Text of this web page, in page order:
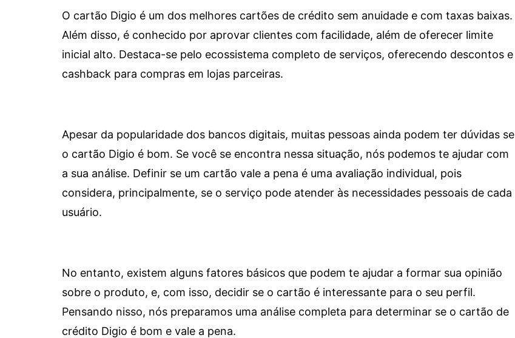
O cartão Digio é um dos melhores cartões de crédito sem anuidade e com taxas baixas.
Além disso, é conhecido por aprovar clientes com facilidade, além de oferecer limite
inicial alto. Destaca-se pelo ecossistema completo de serviços, oferecendo descontos e
cashback para compras em lojas parceiras.
Apesar da popularidade dos bancos digitais, muitas pessoas ainda podem ter dúvidas se
o cartão Digio é bom. Se você se encontra nessa situação, nós podemos te ajudar com
a sua análise. Definir se um cartão vale a pena é uma avaliação individual, pois
considera, principalmente, se o serviço pode atender às necessidades pessoais de cada
usuário.
No entanto, existem alguns fatores básicos que podem te ajudar a formar sua opinião
sobre o produto, e, com isso, decidir se o cartão é interessante para o seu perfil.
Pensando nisso, nós preparamos uma análise completa para determinar se o cartão de
crédito Digio é bom e vale a pena.